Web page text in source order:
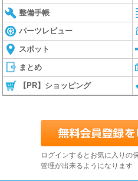
整備手帳
パーツレビュー
スポット
まとめ
【PR】ショッピング
ログインするとお気に入りの
管理が出来るようになります